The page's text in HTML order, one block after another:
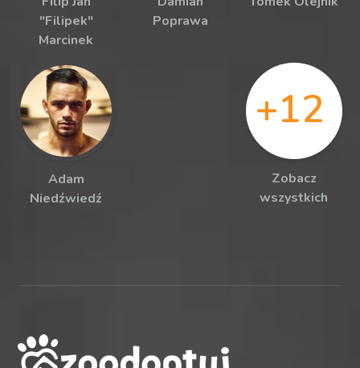
"Filipek"
Marcinek
Poprawa
Adam
Niedźwiedź
+12
Zobacz
wszystkich